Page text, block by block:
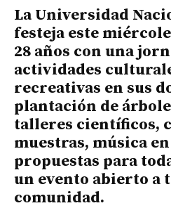
La Universidad
festeja este
28 años con una
actividades
recreativas en sus
plantación de
talleres científicos,
muestras, música
propuestas para
un evento abierto a
comunidad.